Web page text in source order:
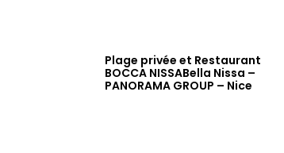
Plage privée et Restaurant
BOCCA NISSABella Nissa –
PANORAMA GROUP – Nice